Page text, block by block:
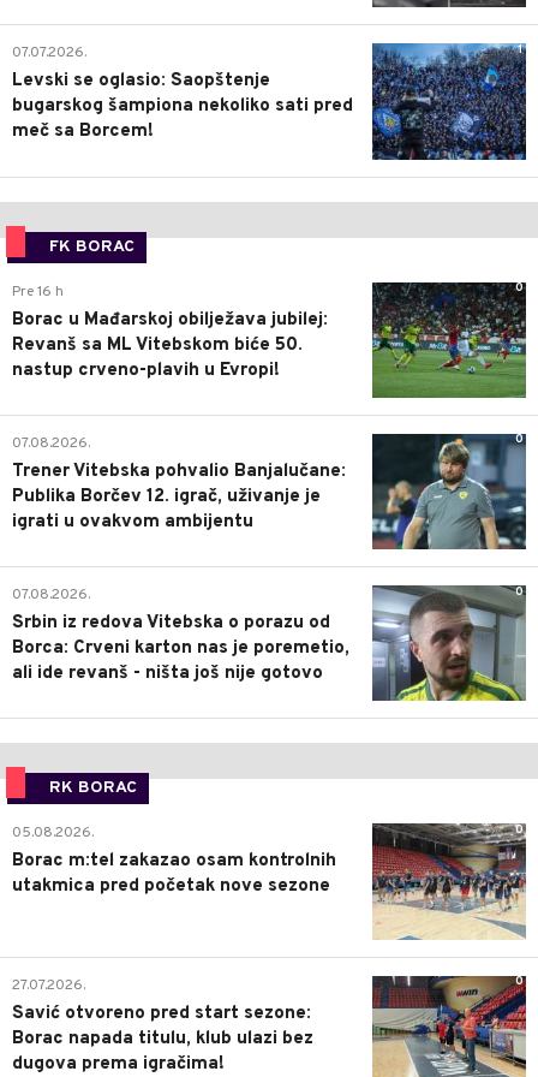
1
07.07.2026.
Levski se oglasio: Saopštenje
bugarskog šampiona nekoliko sati pred
meč sa Borcem!
FK BORAC
0
Pre 16 h
Borac u Mađarskoj obilježava jubilej:
Revanš sa ML Vitebskom biće 50.
nastup crveno-plavih u Evropi!
0
07.08.2026.
Trener Vitebska pohvalio Banjalučane:
Publika Borčev 12. igrač, uživanje je
igrati u ovakvom ambijentu
0
07.08.2026.
Srbin iz redova Vitebska o porazu od
Borca: Crveni karton nas je poremetio,
ali ide revanš - ništa još nije gotovo
RK BORAC
0
05.08.2026.
Borac m:tel zakazao osam kontrolnih
utakmica pred početak nove sezone
0
27.07.2026.
Savić otvoreno pred start sezone:
Borac napada titulu, klub ulazi bez
dugova prema igračima!